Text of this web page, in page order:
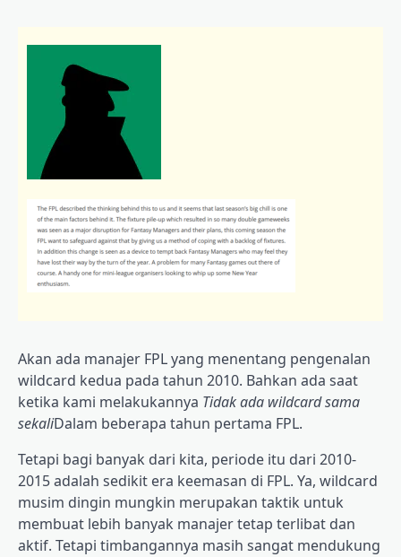
Akan ada manajer FPL yang menentang pengenalan
wildcard kedua pada tahun 2010. Bahkan ada saat
ketika kami melakukannya Tidak ada wildcard sama
sekaliDalam beberapa tahun pertama FPL.
Tetapi bagi banyak dari kita, periode itu dari 2010-
2015 adalah sedikit era keemasan di FPL. Ya, wildcard
musim dingin mungkin merupakan taktik untuk
membuat lebih banyak manajer tetap terlibat dan
aktif. Tetapi timbangannya masih sangat mendukung